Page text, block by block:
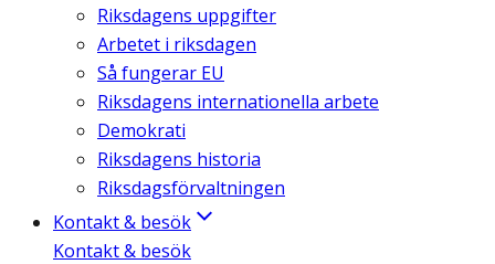
Riksdagens uppgifter
Arbetet i riksdagen
Så fungerar EU
Riksdagens internationella arbete
Demokrati
Riksdagens historia
Riksdagsförvaltningen
Kontakt & besök
Kontakt & besök